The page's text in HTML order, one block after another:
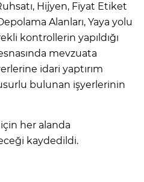
Hijyen, Fiyat Etiket
Alanları, Yaya yolu
kontrollerin yapıldığı
mevzuata
idari yaptırım
bulunan işyerlerinin
her alanda
kaydedildi.